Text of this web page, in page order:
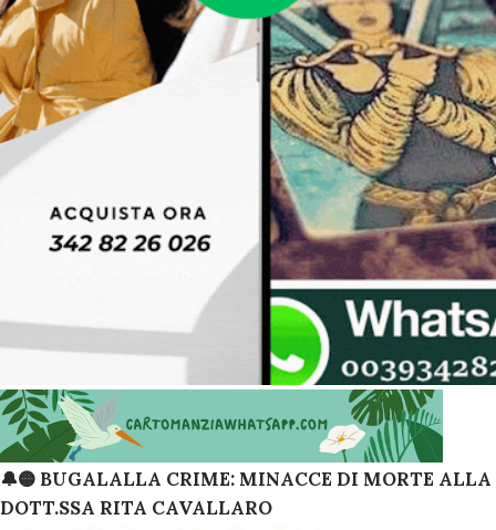
🔔🟡 BUGALALLA CRIME: MINACCE DI MORTE ALLA
DOTT.SSA RITA CAVALLARO